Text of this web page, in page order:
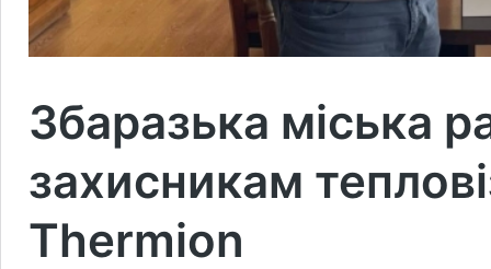
Збаразька міська
захисникам
Thermion